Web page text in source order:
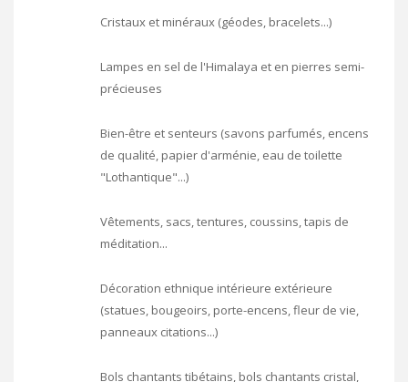
Cristaux et minéraux (géodes, bracelets...)
Lampes en sel de l'Himalaya et en pierres semi-
précieuses
Bien-être et senteurs (savons parfumés, encens
de qualité, papier d'arménie, eau de toilette
"Lothantique"...)
Vêtements, sacs, tentures, coussins, tapis de
méditation...
Décoration ethnique intérieure extérieure
(statues, bougeoirs, porte-encens, fleur de vie,
panneaux citations...)
Bols chantants tibétains, bols chantants cristal,